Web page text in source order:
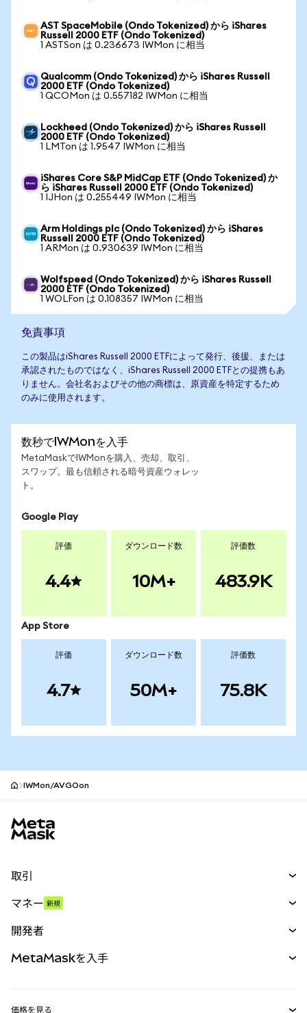
AST SpaceMobile (Ondo Tokenized) から iShares
Russell 2000 ETF (Ondo Tokenized)
1 ASTSon は 0.236673 IWMon に相当
Qualcomm (Ondo Tokenized) から iShares Russell
2000 ETF (Ondo Tokenized)
1 QCOMon は 0.557182 IWMon に相当
Lockheed (Ondo Tokenized) から iShares Russell
2000 ETF (Ondo Tokenized)
1 LMTon は 1.9547 IWMon に相当
iShares Core S&P MidCap ETF (Ondo Tokenized) か
ら iShares Russell 2000 ETF (Ondo Tokenized)
1 IJHon は 0.255449 IWMon に相当
Arm Holdings plc (Ondo Tokenized) から iShares
Russell 2000 ETF (Ondo Tokenized)
1 ARMon は 0.930639 IWMon に相当
Wolfspeed (Ondo Tokenized) から iShares Russell
2000 ETF (Ondo Tokenized)
1 WOLFon は 0.108357 IWMon に相当
免責事項
この製品はiShares Russell 2000 ETFによって発行、後援、または
承認されたものではなく、iShares Russell 2000 ETFとの提携もあ
りません。会社名およびその他の商標は、原資産を特定するため
のみに使用されます。
数秒でIWMonを入手
MetaMaskでIWMonを購入、売却、取引、
スワップ。最も信頼される暗号資産ウォレッ
ト。
Google Play
評価
4.4
ダウンロード数
10M+
評価数
483.9K
App Store
評価
4.7
ダウンロード数
50M+
評価数
75.8K
IWMon/AVGOon
取引
パーペチュアル
RWA
マネー 新規
開発者
MetaMaskを入手
価格を見る